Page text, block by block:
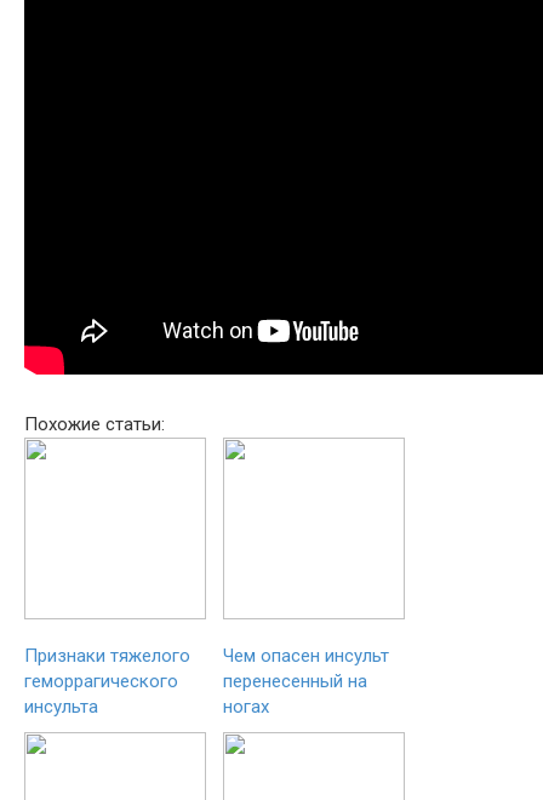
Похожие статьи:
Признаки тяжелого
геморрагического
инсульта
Чем опасен инсульт
перенесенный на
ногах